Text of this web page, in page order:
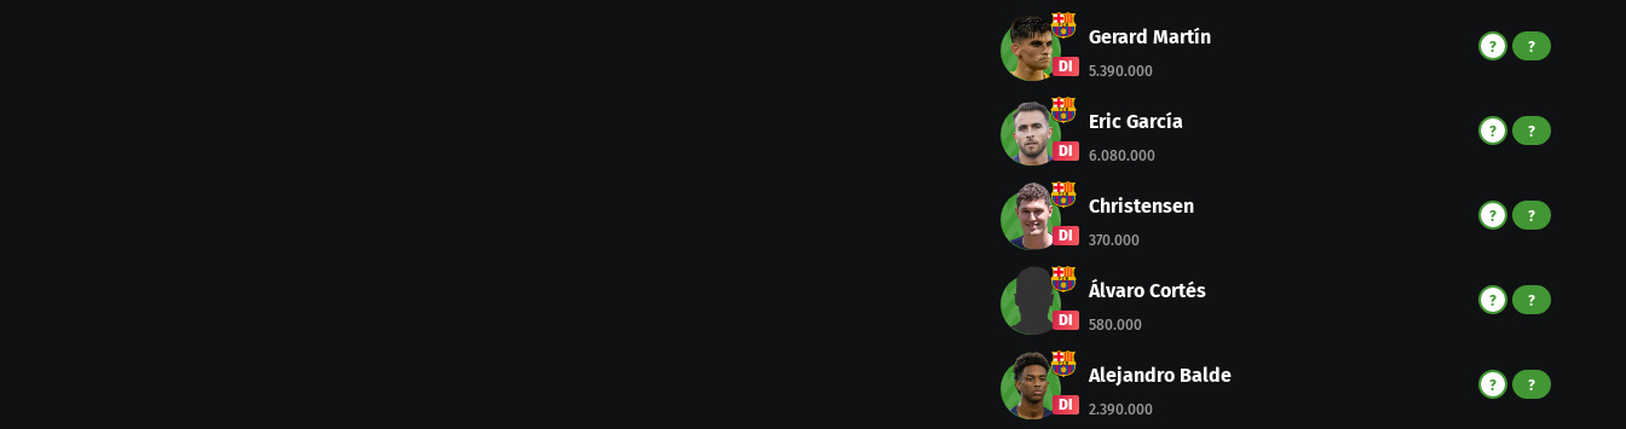
DI
Gerard Martín
5.390.000
? ?
DI
Eric García
6.080.000
? ?
DI
Christensen
370.000
? ?
DI
Álvaro Cortés
580.000
? ?
DI
Alejandro Balde
2.390.000
? ?